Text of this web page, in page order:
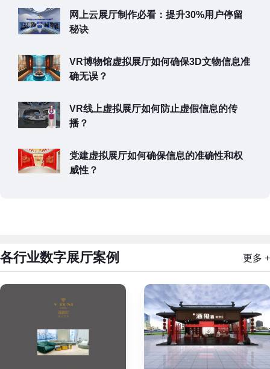
网上云展厅制作必看：提升30%用户停留
秘诀
VR博物馆虚拟展厅如何确保3D文物信息准
确无误？
VR线上虚拟展厅如何防止虚假信息的传
播？
党建虚拟展厅如何确保信息的准确性和权
威性？
各行业数字展厅案例 更多 +